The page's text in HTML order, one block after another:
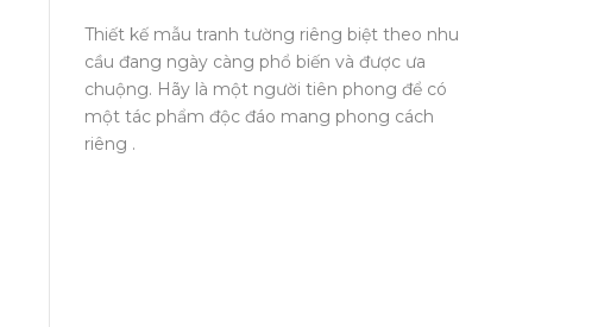
Thiết kế mẫu tranh tường riêng biệt theo nhu
cầu đang ngày càng phổ biến và được ưa
chuộng. Hãy là một người tiên phong để có
một tác phẩm độc đáo mang phong cách
riêng .